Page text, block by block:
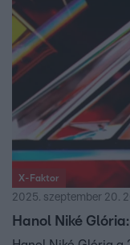
X-Faktor
2025. szeptember 20.
Hanol Niké